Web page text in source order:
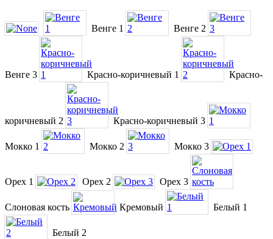
Венге 1 Венге 2
Венге 3 Красно-коричневый 1 Красно-
коричневый 2 Красно-коричневый 3
Мокко 1 Мокко 2 Мокко 3
Орех 1 Орех 2 Орех 3
Слоновая кость Кремовый Белый 1
Белый 2